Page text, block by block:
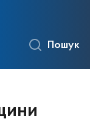
Пошук